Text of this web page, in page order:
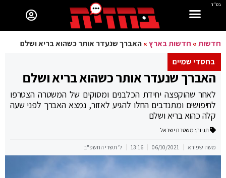
בס"ד
חדשות» חדשות בארץ»האברך שנעדר אותר כשהוא בריא ושלם
בחסדי שמיים
האברך שנעדר אותר כשהוא בריא ושלם
לאחר שהוקפצה יחידת הכלבנים ומסוקים של המשטרה הצטרפו
לחיפושים ומתנדבים החלו להגיע לאזור, נמצא האברך לפני שעה
קלה כהוא בריא ושלם
תגיות: משטרת ישראל
משה שפירא 06/10/2021
13:16 ל' תשרי התשפ"ב